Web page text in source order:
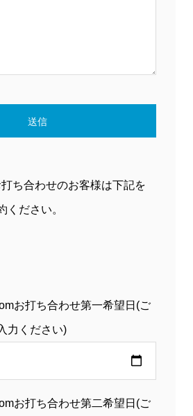
ち合わせのお客様は下記を
ください。
お打ち合わせ第一希望日(ご
力ください)
お打ち合わせ第二希望日(ご